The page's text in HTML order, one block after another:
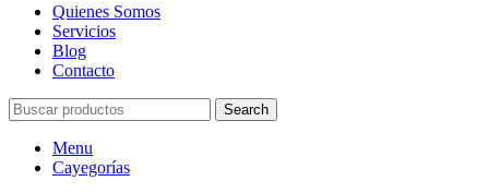
Quienes Somos
Servicios
Blog
Contacto
Search
Menu
Cayegorías